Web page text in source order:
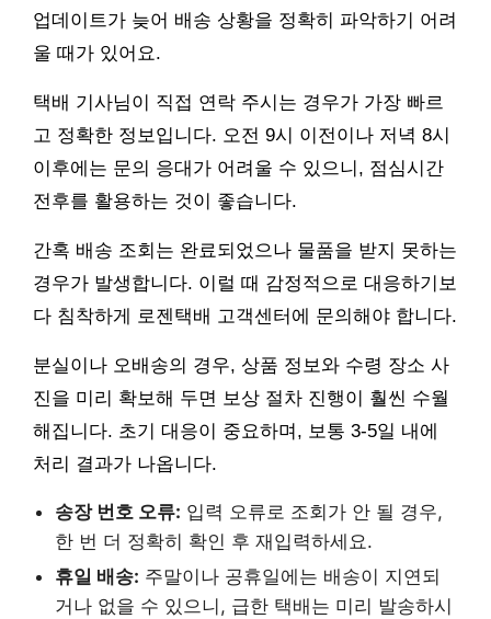
업데이트가 늦어 배송 상황을 정확히 파악하기 어려
울 때가 있어요.
택배 기사님이 직접 연락 주시는 경우가 가장 빠르
고 정확한 정보입니다. 오전 9시 이전이나 저녁 8시
이후에는 문의 응대가 어려울 수 있으니, 점심시간
전후를 활용하는 것이 좋습니다.
간혹 배송 조회는 완료되었으나 물품을 받지 못하는
경우가 발생합니다. 이럴 때 감정적으로 대응하기보
다 침착하게 로젠택배 고객센터에 문의해야 합니다.
분실이나 오배송의 경우, 상품 정보와 수령 장소 사
진을 미리 확보해 두면 보상 절차 진행이 훨씬 수월
해집니다. 초기 대응이 중요하며, 보통 3-5일 내에
처리 결과가 나옵니다.
송장 번호 오류: 입력 오류로 조회가 안 될 경우,
한 번 더 정확히 확인 후 재입력하세요.
휴일 배송: 주말이나 공휴일에는 배송이 지연되
거나 없을 수 있으니, 급한 택배는 미리 발송하시